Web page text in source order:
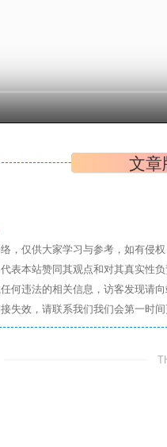
文章
，仅供大家学习与参考，如有侵
表本站赞同其观点和对其真实性负
何违法的相关信息，访客发现请
失效，请联系我们我们会第一时间